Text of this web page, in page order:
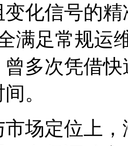
化信号的
满足常规运
曾多次凭借
。
市场定位上